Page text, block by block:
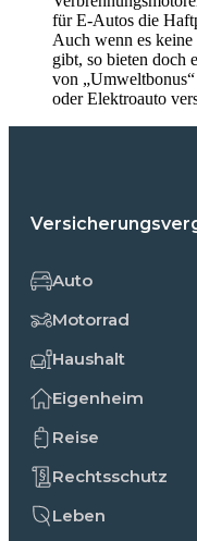
für E-Autos die
Auch wenn es
gibt, so bieten doch
von
oder Elektroauto
Auto
Motorrad
Haushalt
Eigenheim
Reise
Rechtsschutz
Leben